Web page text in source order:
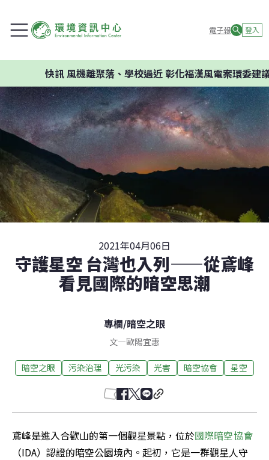
電子報 登入
風機離聚落、學校過近 彰化福漢風電案環委建議不應
2021年04月06日
守護星空 台灣也入列——從鳶峰
看見國際的暗空思潮
專欄/暗空之眼
文—歐陽宜惠
暗空之眼 污染治理 光污染 光害 暗空協會 星空
鳶峰是進入合歡山的第一個觀星景點，位於國際暗空協會
（IDA）認證的暗空公園境內。起初，它是一群觀星人守